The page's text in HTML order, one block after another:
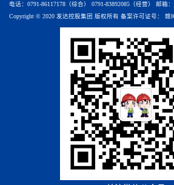
电话：0791-86117178（综合） 0791-83892085（经营） 邮箱
Copyright © 2020 发达控股集团 版权所有 备案许可证号： 赣